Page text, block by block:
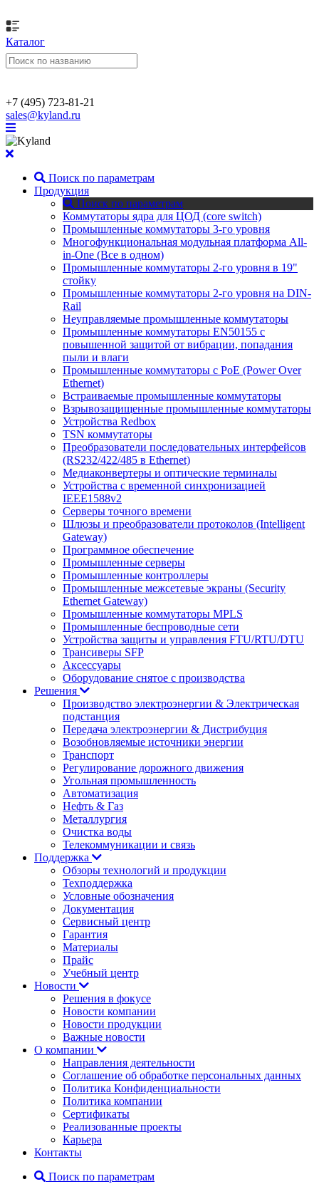
Каталог
+7 (495) 723-81-21
sales@kyland.ru
Поиск по параметрам
Продукция
Поиск по параметрам
Коммутаторы ядра для ЦОД (core switch)
Промышленные коммутаторы 3-го уровня
Многофункциональная модульная платформа All-
in-One (Все в одном)
Промышленные коммутаторы 2-го уровня в 19"
стойку
Промышленные коммутаторы 2-го уровня на DIN-
Rail
Неуправляемые промышленные коммутаторы
Промышленные коммутаторы EN50155 с
повышенной защитой от вибрации, попадания
пыли и влаги
Промышленные коммутаторы с PoE (Power Over
Ethernet)
Встраиваемые промышленные коммутаторы
Взрывозащищенные промышленные коммутаторы
Устройства Redbox
TSN коммутаторы
Преобразователи последовательных интерфейсов
(RS232/422/485 в Ethernet)
Медиаконвертеры и оптические терминалы
Устройства с временной синхронизацией
IEEE1588v2
Серверы точного времени
Шлюзы и преобразователи протоколов (Intelligent
Gateway)
Программное обеспечение
Промышленные серверы
Промышленные контроллеры
Промышленные межсетевые экраны (Security
Ethernet Gateway)
Промышленные коммутаторы MPLS
Промышленные беспроводные сети
Устройства защиты и управления FTU/RTU/DTU
Трансиверы SFP
Аксессуары
Оборудование снятое с производства
Решения
Производство электроэнергии & Электрическая
подстанция
Передача электроэнергии & Дистрибуция
Возобновляемые источники энергии
Транспорт
Регулирование дорожного движения
Угольная промышленность
Автоматизация
Нефть & Газ
Металлургия
Очистка воды
Телекоммуникации и связь
Поддержка
Обзоры технологий и продукции
Техподдержка
Условные обозначения
Документация
Сервисный центр
Гарантия
Материалы
Прайс
Учебный центр
Новости
Решения в фокусе
Новости компании
Новости продукции
Важные новости
О компании
Направления деятельности
Соглашение об обработке персональных данных
Политика Конфиденциальности
Политика компании
Сертификаты
Реализованные проекты
Карьера
Контакты
Поиск по параметрам